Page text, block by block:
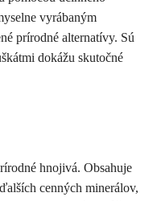
vyrábaným
prírodné alternatívy. Sú
dokážu skutočné
hnojivá. Obsahuje
cenných minerálov,